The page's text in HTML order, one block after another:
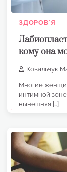
ЗДОРОВʼЯ
кому она
Ковальчук
Многие
интимной
нынешняя […]